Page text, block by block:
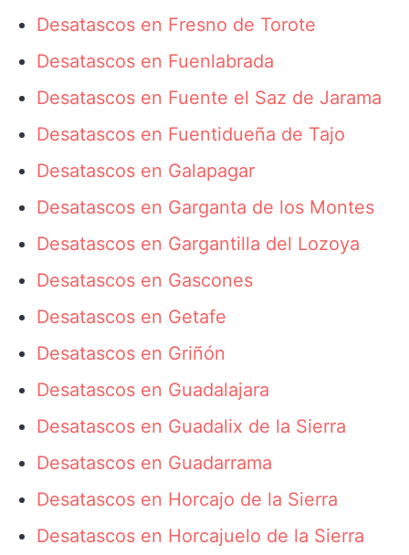
Desatascos en Fresno de Torote
Desatascos en Fuenlabrada
Desatascos en Fuente el Saz de Jarama
Desatascos en Fuentidueña de Tajo
Desatascos en Galapagar
Desatascos en Garganta de los Montes
Desatascos en Gargantilla del Lozoya
Desatascos en Gascones
Desatascos en Getafe
Desatascos en Griñón
Desatascos en Guadalajara
Desatascos en Guadalix de la Sierra
Desatascos en Guadarrama
Desatascos en Horcajo de la Sierra
Desatascos en Horcajuelo de la Sierra